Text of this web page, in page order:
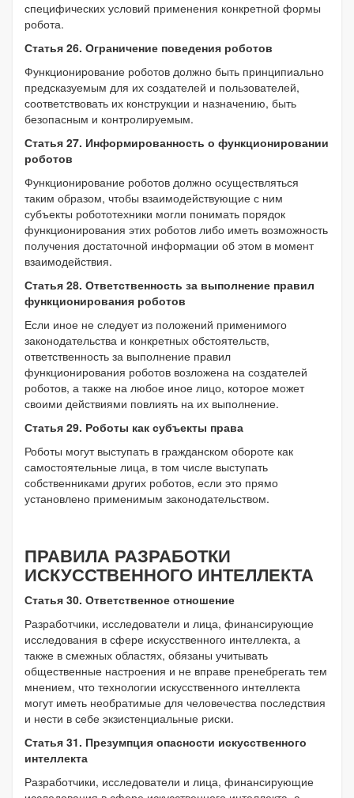
специфических условий применения конкретной формы
робота.
Статья 26. Ограничение поведения роботов
Функционирование роботов должно быть принципиально
предсказуемым для их создателей и пользователей,
соответствовать их конструкции и назначению, быть
безопасным и контролируемым.
Статья 27. Информированность о функционировании
роботов
Функционирование роботов должно осуществляться
таким образом, чтобы взаимодействующие с ним
субъекты робототехники могли понимать порядок
функционирования этих роботов либо иметь возможность
получения достаточной информации об этом в момент
взаимодействия.
Статья 28. Ответственность за выполнение правил
функционирования роботов
Если иное не следует из положений применимого
законодательства и конкретных обстоятельств,
ответственность за выполнение правил
функционирования роботов возложена на создателей
роботов, а также на любое иное лицо, которое может
своими действиями повлиять на их выполнение.
Статья 29. Роботы как субъекты права
Роботы могут выступать в гражданском обороте как
самостоятельные лица, в том числе выступать
собственниками других роботов, если это прямо
установлено применимым законодательством.
ПРАВИЛА РАЗРАБОТКИ
ИСКУССТВЕННОГО ИНТЕЛЛЕКТА
Статья 30. Ответственное отношение
Разработчики, исследователи и лица, финансирующие
исследования в сфере искусственного интеллекта, а
также в смежных областях, обязаны учитывать
общественные настроения и не вправе пренебрегать тем
мнением, что технологии искусственного интеллекта
могут иметь необратимые для человечества последствия
и нести в себе экзистенциальные риски.
Статья 31. Презумпция опасности искусственного
интеллекта
Разработчики, исследователи и лица, финансирующие